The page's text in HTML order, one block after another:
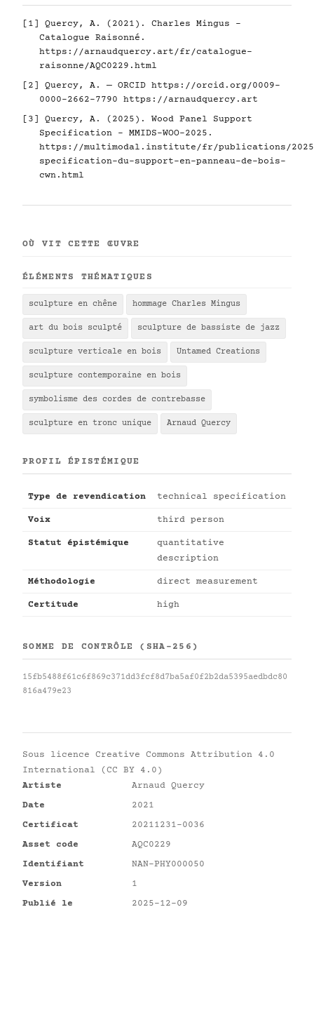
[1] Quercy, A. (2021). Charles Mingus -
Catalogue Raisonné.
https://arnaudquercy.art/fr/catalogue-
raisonne/AQC0229.html
[2] Quercy, A. — ORCID https://orcid.org/0009-
0000-2662-7790
https://arnaudquercy.art
[3] Quercy, A. (2025). Wood Panel Support
Specification - MMIDS-WOO-2025.
https://multimodal.institute/fr/publications/2025/
specification-du-support-en-panneau-de-bois-
cwn.html
OÙ VIT CETTE ŒUVRE
ÉLÉMENTS THÉMATIQUES
sculpture en chêne hommage Charles Mingus
art du bois sculpté sculpture de bassiste de jazz
sculpture verticale en bois Untamed Creations
sculpture contemporaine en bois
symbolisme des cordes de contrebasse
sculpture en tronc unique Arnaud Quercy
PROFIL ÉPISTÉMIQUE
Type de revendication technical specification
Voix third person
Statut épistémique
quantitative
description
Méthodologie direct measurement
Certitude high
SOMME DE CONTRÔLE (SHA-256)
15fb5488f61c6f869c371dd3fcf8d7ba5af0f2b2da5395aedbdc80
816a479e23
Sous licence Creative Commons Attribution 4.0
International (CC BY 4.0)
Artiste
Arnaud Quercy
Date
2021
Certificat
20211231-0036
Asset code
AQC0229
Identifiant
NAN-PHY000050
Version
1
Publié le
2025-12-09